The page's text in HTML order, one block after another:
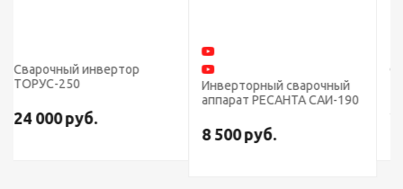
Инверторный сварочный
аппарат РЕСАНТА САИ-190
ТОРУС-200 НАКС